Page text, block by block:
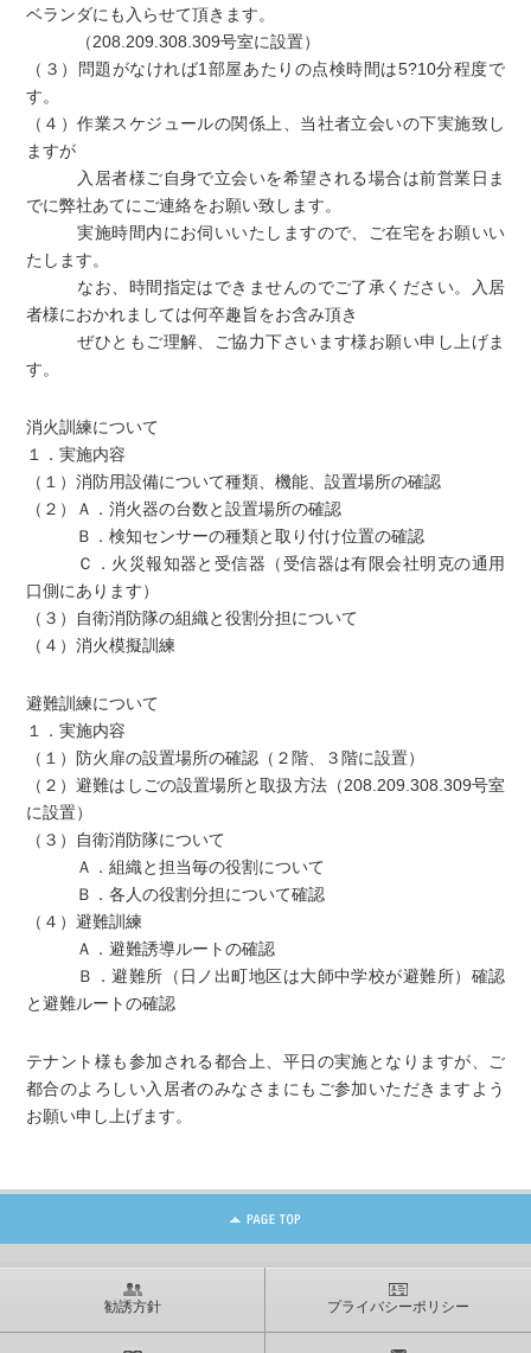
ベランダにも入らせて頂きます。
（208.209.308.309号室に設置）
（３）問題がなければ1部屋あたりの点検時間は5?10分程度で
す。
（４）作業スケジュールの関係上、当社者立会いの下実施致し
ますが
入居者様ご自身で立会いを希望される場合は前営業日ま
でに弊社あてにご連絡をお願い致します。
実施時間内にお伺いいたしますので、ご在宅をお願いい
たします。
なお、時間指定はできませんのでご了承ください。入居
者様におかれましては何卒趣旨をお含み頂き
ぜひともご理解、ご協力下さいます様お願い申し上げま
す。
消火訓練について
１．実施内容
（１）消防用設備について種類、機能、設置場所の確認
（２）Ａ．消火器の台数と設置場所の確認
Ｂ．検知センサーの種類と取り付け位置の確認
Ｃ．火災報知器と受信器（受信器は有限会社明克の通用
口側にあります）
（３）自衛消防隊の組織と役割分担について
（４）消火模擬訓練
避難訓練について
１．実施内容
（１）防火扉の設置場所の確認（２階、３階に設置）
（２）避難はしごの設置場所と取扱方法（208.209.308.309号室
に設置）
（３）自衛消防隊について
Ａ．組織と担当毎の役割について
Ｂ．各人の役割分担について確認
（４）避難訓練
Ａ．避難誘導ルートの確認
Ｂ．避難所（日ノ出町地区は大師中学校が避難所）確認
と避難ルートの確認
テナント様も参加される都合上、平日の実施となりますが、ご
都合のよろしい入居者のみなさまにもご参加いただきますよう
お願い申し上げます。
勧誘方針 プライバシーポリシー